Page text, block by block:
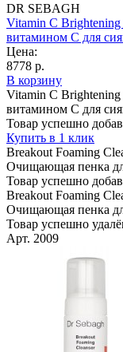
DR SEBAGH
Vitamin C
витамином С для
Цена:
8778 р.
В корзину
Vitamin C
витамином С для
Товар успешно
Купить в 1 клик
Breakout Foaming
Очищающая пенка
Товар успешно
Breakout Foaming
Очищающая пенка
Товар успешно
Арт. 2009